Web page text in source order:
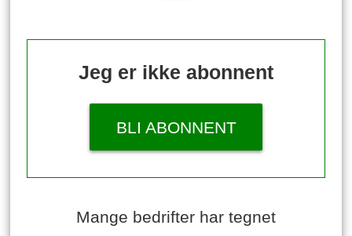
Jeg er ikke abonnent
BLI ABONNENT
Mange bedrifter har tegnet